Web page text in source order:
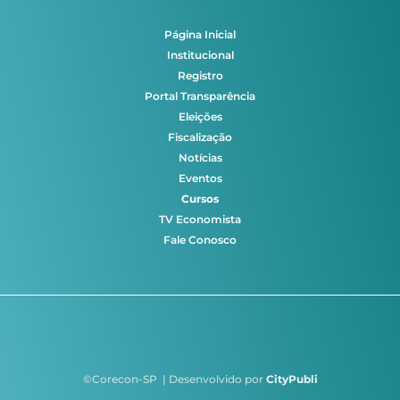
Página Inicial
Institucional
Registro
Portal Transparência
Eleições
Fiscalização
Notícias
Eventos
Cursos
TV Economista
Fale Conosco
©Corecon-SP | Desenvolvido por CityPubli